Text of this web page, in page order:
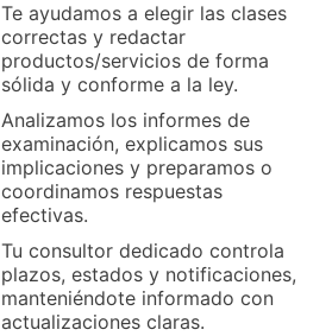
Te ayudamos a elegir las clases
correctas y redactar
productos/servicios de forma
sólida y conforme a la ley.
Analizamos los informes de
examinación, explicamos sus
implicaciones y preparamos o
coordinamos respuestas
efectivas.
Tu consultor dedicado controla
plazos, estados y notificaciones,
manteniéndote informado con
actualizaciones claras.